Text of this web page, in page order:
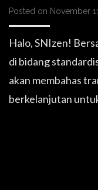
Posted on November
Halo, SNIzen!
di bidang
akan membahas
berkelanjutan